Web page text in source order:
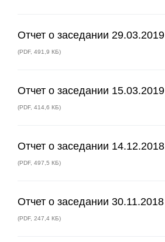
Отчет о заседании 29.03.2019
(PDF, 491,9 КБ)
Отчет о заседании 15.03.2019
(PDF, 414,6 КБ)
Отчет о заседании 14.12.2018
(PDF, 497,5 КБ)
Отчет о заседании 30.11.2018
(PDF, 247,4 КБ)